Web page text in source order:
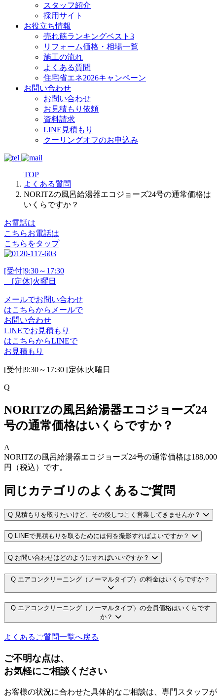
スタッフ紹介
採用サイト
お役立ち情報
売れ筋ランキングベスト3
リフォーム価格・相場一覧
施工の流れ
よくある質問
住宅省エネ2026キャンペーン
お問い合わせ
お問い合わせ
お見積もり依頼
資料請求
LINE見積もり
クーリングオフのお申込み
TOP
よくある質問
NORITZの風呂給湯器エコジョーズ24号の通常価格は
いくらですか？
お電話は
こちらお電話は
こちらをタップ
[受付]9:30～17:30
[定休]火曜日
メールでお問い合わせ
はこちらから メールで
お問い合わせ
LINEでお見積もり
はこちらからLINEで
お見積もり
[受付]9:30～17:30 [定休]火曜日
Q
NORITZの風呂給湯器エコジョーズ24
号の通常価格はいくらですか？
A
NORITZの風呂給湯器エコジョーズ24号の通常価格は188,000
円（税込）です。
同じカテゴリのよくあるご質問
Q 見積もりを取りたいけど、その後しつこく営業してきませんか？
Q LINEで見積もりを取るためには何を撮影すればよいですか？
Q お問い合わせはどのようにすればいいですか？
Q エアコンクリーニング（ノーマルタイプ）の料金はいくらですか？
Q エアコンクリーニング（ノーマルタイプ）の会員価格はいくらです
か？
よくあるご質問一覧へ戻る
ご不明な点は、
お気軽にご相談ください
お客様の状況に合わせた具体的なご相談は、専門スタッフが